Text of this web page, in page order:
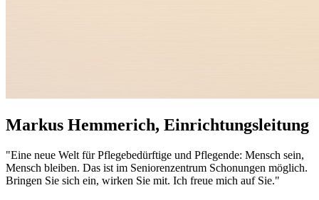
Markus Hemmerich, Einrichtungsleitung
"Eine neue Welt für Pflegebedürftige und Pflegende: Mensch sein,
Mensch bleiben. Das ist im Seniorenzentrum Schonungen möglich.
Bringen Sie sich ein, wirken Sie mit. Ich freue mich auf Sie."